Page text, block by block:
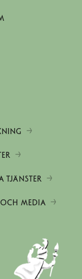
TJÄNSTER
OCH MEDIA